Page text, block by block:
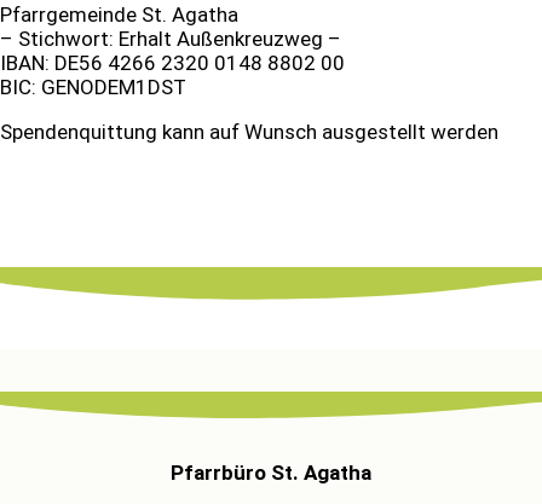
Pfarrgemeinde St. Agatha
– Stichwort: Erhalt Außenkreuzweg –
IBAN: DE56 4266 2320 0148 8802 00
BIC: GENODEM1DST
Spendenquittung kann auf Wunsch ausgestellt werden
Pfarrbüro St. Agatha